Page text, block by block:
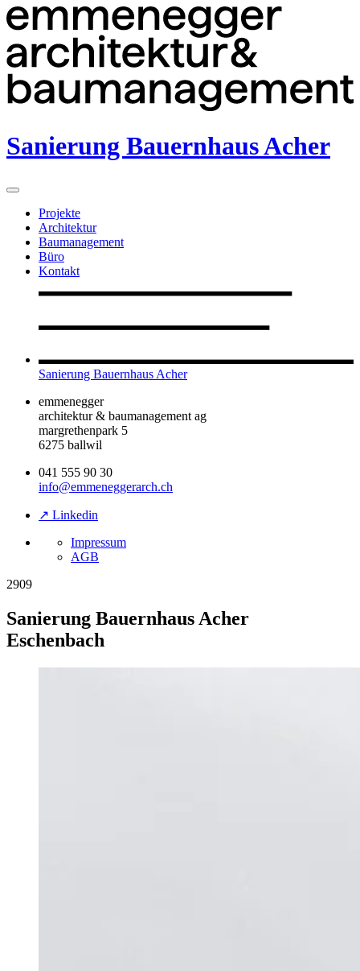
Sanierung Bauernhaus Acher
Projekte
Architektur
Baumanagement
Büro
Kontakt
Sanierung Bauernhaus Acher
emmenegger
architektur & baumanagement ag
margrethenpark 5
6275 ballwil
041 555 90 30
info@emmeneggerarch.ch
↗ Linkedin
Impressum
AGB
2909
Sanierung Bauernhaus Acher
Eschenbach